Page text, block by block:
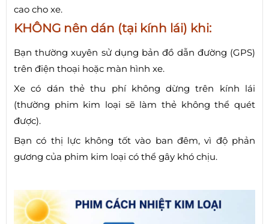
cao cho xe.
KHÔNG nên dán (tại kính lái) khi:
Bạn thường xuyên sử dụng bản đồ dẫn đường (GPS)
trên điện thoại hoặc màn hình xe.
Xe có dán thẻ thu phí không dừng trên kính lái
(thường phim kim loại sẽ làm thẻ không thể quét
được).
Bạn có thị lực không tốt vào ban đêm, vì độ phản
gương của phim kim loại có thể gây khó chịu.